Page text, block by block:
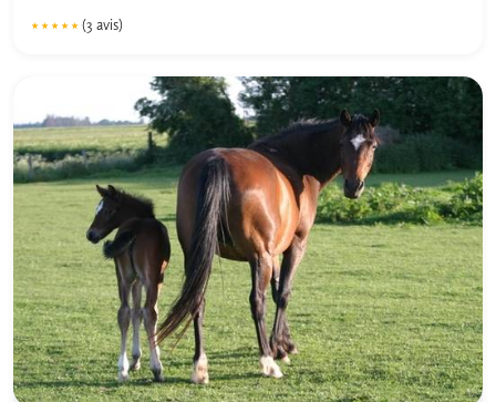
★★★★★
★★★★★ (3 avis)